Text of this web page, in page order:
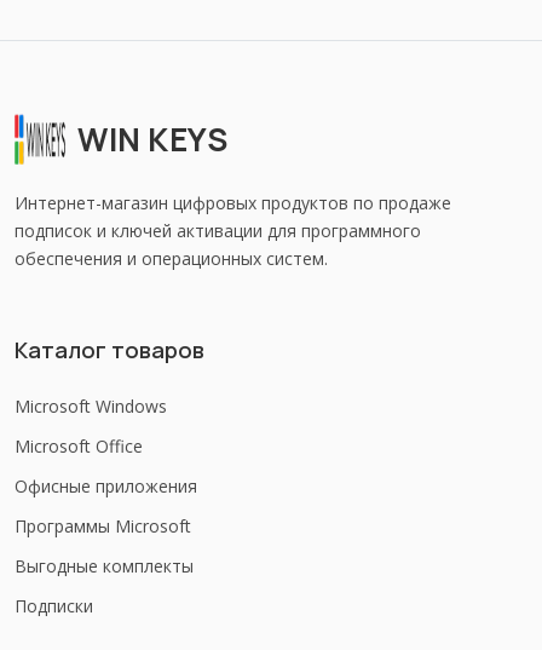
WIN KEYS
Интернет-магазин цифровых продуктов по продаже
подписок и ключей активации для программного
обеспечения и операционных систем.
Каталог товаров
Microsoft Windows
Microsoft Office
Офисные приложения
Программы Microsoft
Выгодные комплекты
Подписки